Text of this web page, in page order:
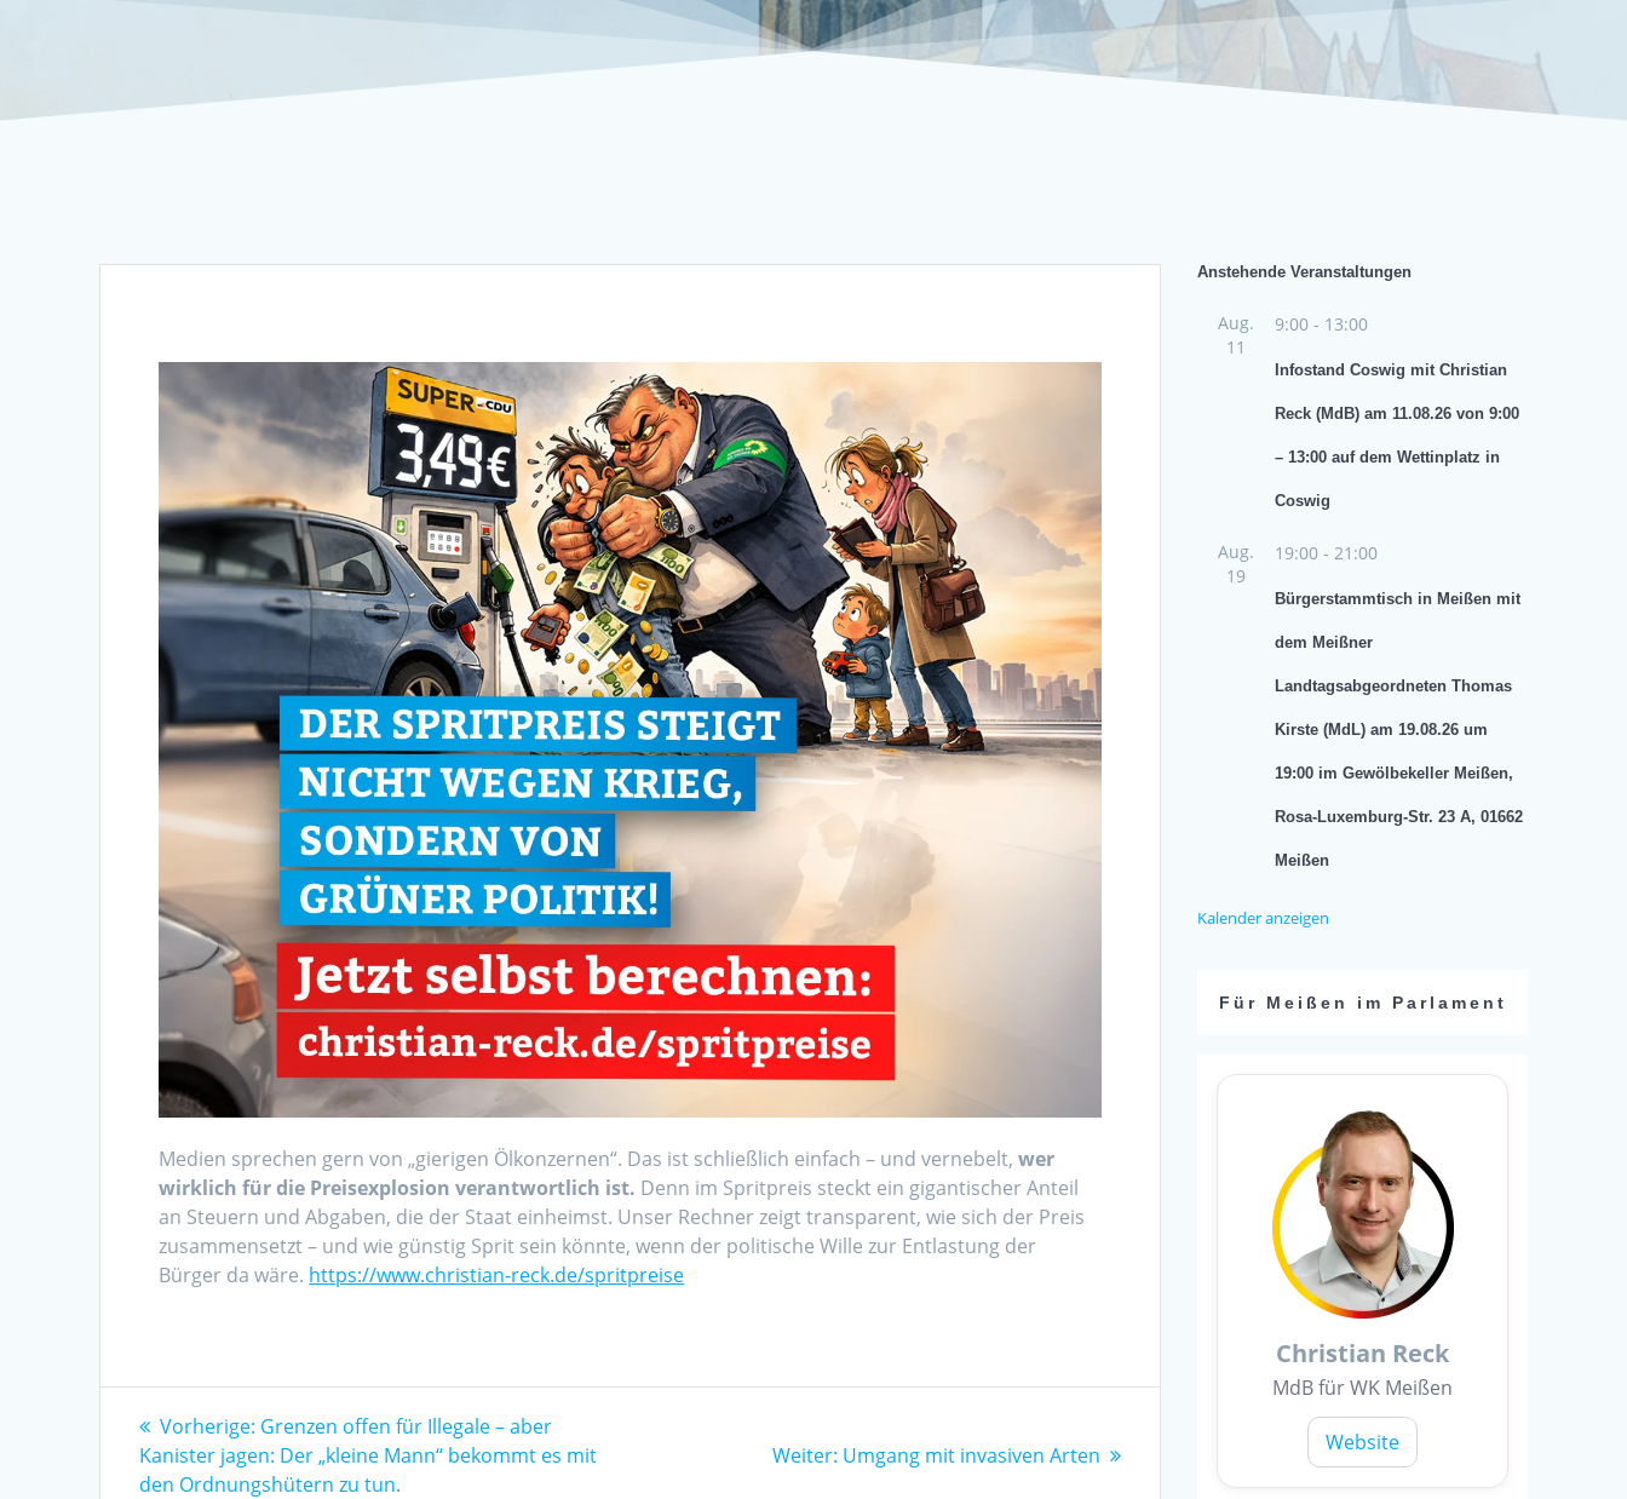
Medien sprechen gern von „gierigen Ölkonzernen“. Das ist schließlich einfach – und vernebelt,wer
wirklich für die Preisexplosion verantwortlich ist. Denn im Spritpreis steckt ein gigantischer Anteil
an Steuern und Abgaben, die der Staat einheimst. Unser Rechner zeigt transparent, wie sich der Preis
zusammensetzt – und wie günstig Sprit sein könnte, wenn der politische Wille zur Entlastung der
Bürger da wäre. https://www.christian-reck.de/spritpreise
Beitragsnavigation
Vorherige: Vorheriger
Beitrag:
Grenzen offen für Illegale – aber
Kanister jagen: Der „kleine Mann“ bekommt es mit
den Ordnungshütern zu tun.
Weiter: Nächster
Umgang mit invasiven Arten
Anstehende Veranstaltungen
Aug.
11
9:00 - 13:00
Infostand Coswig mit Christian
Reck (MdB) am 11.08.26 von 9:00
– 13:00 auf dem Wettinplatz in
Coswig
Aug.
19
19:00 -21:00
Bürgerstammtisch in Meißen mit
dem Meißner
Landtagsabgeordneten Thomas
Kirste (MdL) am 19.08.26 um
19:00 im Gewölbekeller Meißen,
Rosa-Luxemburg-Str. 23 A, 01662
Meißen
Kalender anzeigen
Für Meißen im Parlament
Christian Reck
MdB für WK Meißen
Website